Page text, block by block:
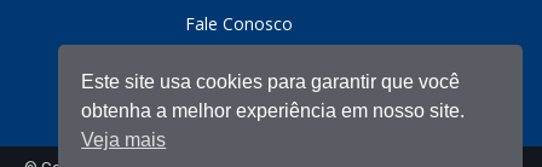
Fale Conosco
Este site usa cookies para garantir que você
obtenha a melhor experiência em nosso site.
Veja mais